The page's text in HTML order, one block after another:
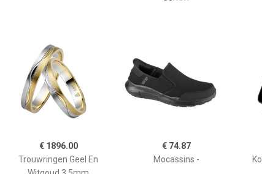
€ 1896.00
Trouwringen Geel En
€ 74.87
Mocassins -